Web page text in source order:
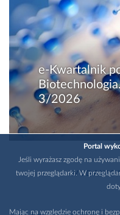
e-Kwartalnik
3/2026
Portal
Jeśli wyrażasz zgodę na
twojej przeglądarki. W
Mając na względzie ochronę i